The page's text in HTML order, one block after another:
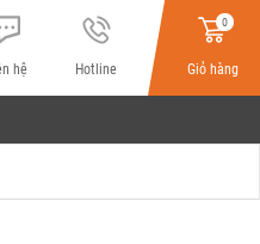
hệ Hotline
0
Giỏ hàng